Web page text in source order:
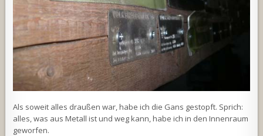
Als soweit alles draußen war, habe ich die Gans gestopft. Sprich:
alles, was aus Metall ist und weg kann, habe ich in den Innenraum
geworfen.